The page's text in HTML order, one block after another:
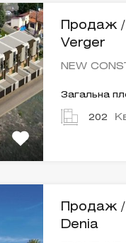
Продаж /
Verger
NEW
Загальна
202
Продаж /
Denia